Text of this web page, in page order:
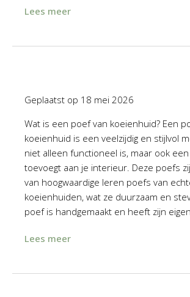
Lees meer
Geplaatst op 18 mei 2026
Wat is een poef van koeienhuid? Een
koeienhuid is een veelzijdig en stijlvol
niet alleen functioneel is, maar ook
toevoegt aan je interieur. Deze poefs
van hoogwaardige leren poefs van
koeienhuiden, wat ze duurzaam en
poef is handgemaakt en heeft zijn
Lees meer